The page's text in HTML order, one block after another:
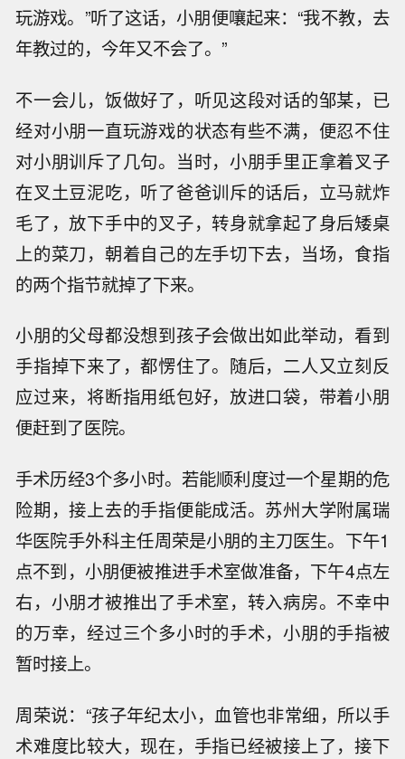
玩游戏。”听了这话，小朋便嚷起来：“我不教，去
年教过的，今年又不会了。”
不一会儿，饭做好了，听见这段对话的邹某，已
经对小朋一直玩游戏的状态有些不满，便忍不住
对小朋训斥了几句。当时，小朋手里正拿着叉子
在叉土豆泥吃，听了爸爸训斥的话后，立马就炸
毛了，放下手中的叉子，转身就拿起了身后矮桌
上的菜刀，朝着自己的左手切下去，当场，食指
的两个指节就掉了下来。
小朋的父母都没想到孩子会做出如此举动，看到
手指掉下来了，都愣住了。随后，二人又立刻反
应过来，将断指用纸包好，放进口袋，带着小朋
便赶到了医院。
手术历经3个多小时。若能顺利度过一个星期的危
险期，接上去的手指便能成活。苏州大学附属瑞
华医院手外科主任周荣是小朋的主刀医生。下午1
点不到，小朋便被推进手术室做准备，下午4点左
右，小朋才被推出了手术室，转入病房。不幸中
的万幸，经过三个多小时的手术，小朋的手指被
暂时接上。
周荣说：“孩子年纪太小，血管也非常细，所以手
术难度比较大，现在，手指已经被接上了，接下